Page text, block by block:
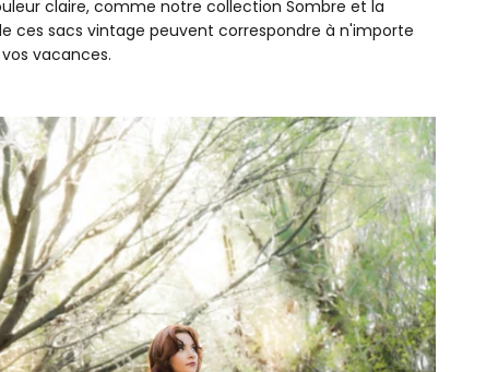
claire, comme notre collection Sombre et la
ces sacs vintage peuvent correspondre à n'importe
vacances.